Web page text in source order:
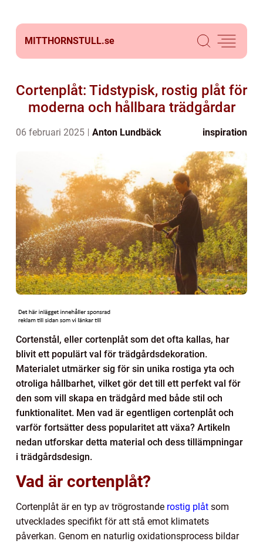
MITTHORNSTULL.se
Cortenplåt: Tidstypisk, rostig plåt för
moderna och hållbara trädgårdar
06 februari 2025 Anton Lundbäck inspiration
Cortenstål, eller cortenplåt som det ofta kallas, har
blivit ett populärt val för trädgårdsdekoration.
Materialet utmärker sig för sin unika rostiga yta och
otroliga hållbarhet, vilket gör det till ett perfekt val för
den som vill skapa en trädgård med både stil och
funktionalitet. Men vad är egentligen cortenplåt och
varför fortsätter dess popularitet att växa? Artikeln
nedan utforskar detta material och dess tillämpningar
i trädgårdsdesign.
Vad är cortenplåt?
Cortenplåt är en typ av trögrostande rostig plåt som
utvecklades specifikt för att stå emot klimatets
påverkan. Genom en naturlig oxidationsprocess bildar